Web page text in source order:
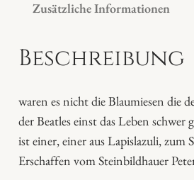
e
M
Zusätzliche Informationen
Beschreibung
waren es nicht die Blaumiesen die
der Beatles einst das Leben schwer
ist einer, einer aus Lapislazuli, zum
Erschaffen vom Steinbildhauer